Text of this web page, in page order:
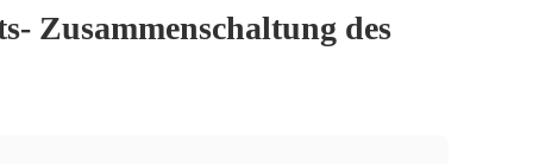
Zusammenschaltung des